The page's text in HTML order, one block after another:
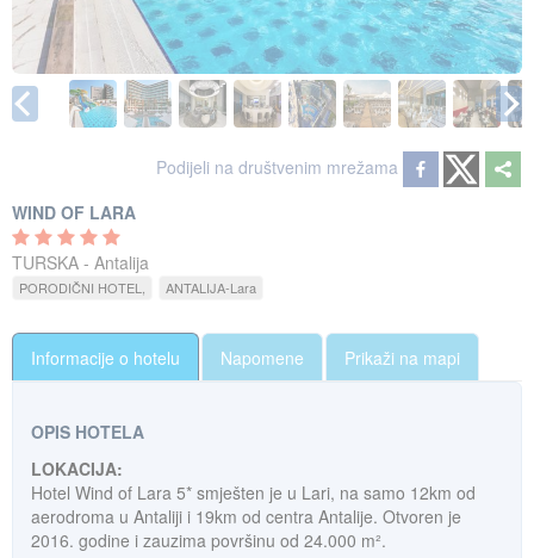
Podijeli na društvenim mrežama
WIND OF LARA
TURSKA - Antalija
PORODIČNI HOTEL ANTALIJA-Lara
Informacije o hotelu Napomene Prikaži na mapi
OPIS HOTELA
LOKACIJA:
Hotel Wind of Lara 5* smješten je u Lari, na samo 12km od
aerodroma u Antaliji i 19km od centra Antalije. Otvoren je
2016. godine i zauzima površinu od 24.000 m².